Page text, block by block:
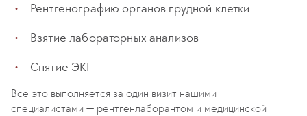
Рентгенографию органов грудной клетки
Взятие лабораторных анализов
Снятие ЭКГ
Всё это выполняется за один визит нашими
специалистами — рентгенлаборантом и медицинской